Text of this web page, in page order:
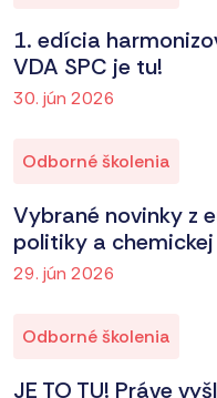
1. edícia
VDA SPC je tu!
30. jún 2026
Odborné školenia
Vybrané novinky z
politiky a
29. jún 2026
Odborné školenia
JE TO TU! Práve